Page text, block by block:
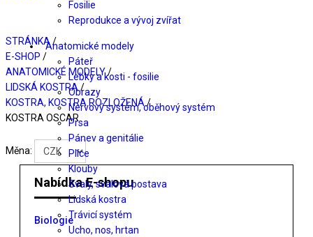
Fosilie
Reprodukce a vývoj zvířat
Anatomické modely
Páteř
Lebky a kosti - fosilie
Obrazy
Nervový systém, oběhový systém
Prsa
Pánev a genitálie
Plíce
Klouby
Svaly, svalová postava
Lidská kostra
Trávicí systém
Ucho, nos, hrtan
STRÁNKA/
E-SHOP /
ANATOMICKÉ MODELY/
LIDSKÁ KOSTRA /
KOSTRA, KOSTRA ROZLOŽENÁ /
KOSTRA OSCAR
Měna:
Nabídka E-shopu
Biologie